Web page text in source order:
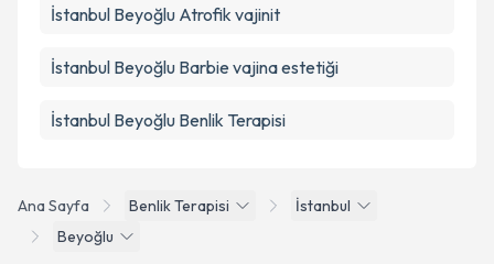
Ana Sayfa Benlik Terapisi
İstanbul
Beyoğlu
İstanbul Beyoğlu Atrofik vajinit
İstanbul Beyoğlu Barbie vajina estetiği
İstanbul Beyoğlu Benlik Terapisi